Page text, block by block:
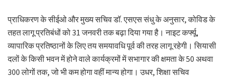
प्राधिकरण के सीईओ और मुख्य सचिव डॉ. एसएस संधु के अनुसार, कोविड के
तहत लागू प्रतिबंधों को 31 जनवरी तक बढ़ा दिया गया है। नाइट कर्फ्यू,
व्यापारिक प्रतिष्ठानों के लिए तय समयावधि पूर्व की तरह लागू रहेगी। सियासी
दलों के किसी भवन में होने वाले कार्यक्रमों में सभागार की क्षमता के 50 अथवा
300 लोगों तक, जो भी कम होगा वहीं मान्य होगा। उधर, शिक्षा सचिव